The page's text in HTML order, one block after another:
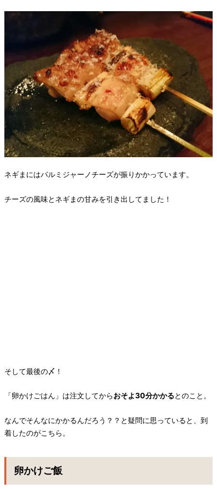
ネギまにはパルミジャーノチーズが振りかかっています。
チーズの風味とネギまの甘みを引き出してました！
そして最後の〆！
「卵かけごはん」は注文してからおそよ30分かかるとのこと。
なんでそんなにかかるんだろう？？と疑問に思っていると、到
着したのがこちら。
卵かけご飯